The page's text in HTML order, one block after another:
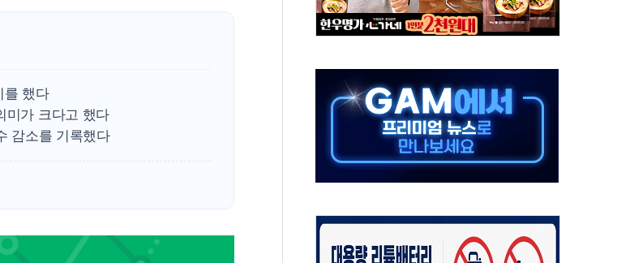
, 오늘 제주·인천 경선 발표...김민석 '재역전' vs 정청래 '격차 확대'
, 美 고용 예상 밖 부진에 연준 금리 인상 가능성 낮아지며 상승… STOXX 600 지수는 나흘 연속 최고치
매파 기세 꺾이나…고용 감소에 9월 동결 전망 우세
를 했다
미가 크다고 했다
감소를 기록했다